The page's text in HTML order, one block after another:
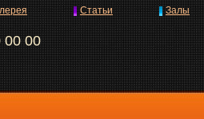
00 00
Статьи Залы